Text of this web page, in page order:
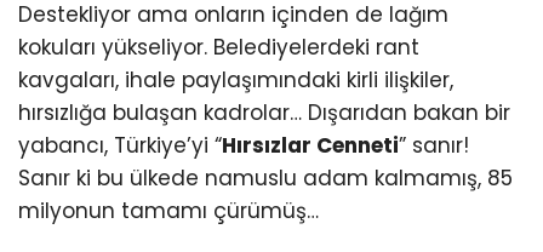
Destekliyor ama onların içinden de lağım
kokuları yükseliyor. Belediyelerdeki rant
kavgaları, ihale paylaşımındaki kirli ilişkiler,
hırsızlığa bulaşan kadrolar… Dışarıdan bakan bir
yabancı, Türkiye’yi “Hırsızlar Cenneti” sanır!
Sanır ki bu ülkede namuslu adam kalmamış, 85
milyonun tamamı çürümüş…